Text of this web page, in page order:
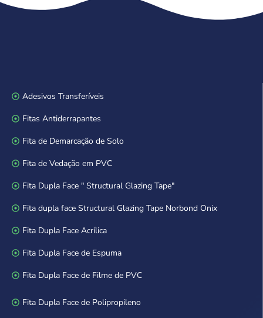
Adesivos Transferíveis
Fitas Antiderrapantes
Fita de Demarcação de Solo
Fita de Vedação em PVC
Fita Dupla Face " Structural Glazing Tape"
Fita dupla face Structural Glazing Tape Norbond Onix
Fita Dupla Face Acrílica
Fita Dupla Face de Espuma
Fita Dupla Face de Filme de PVC
Fita Dupla Face de Polipropileno